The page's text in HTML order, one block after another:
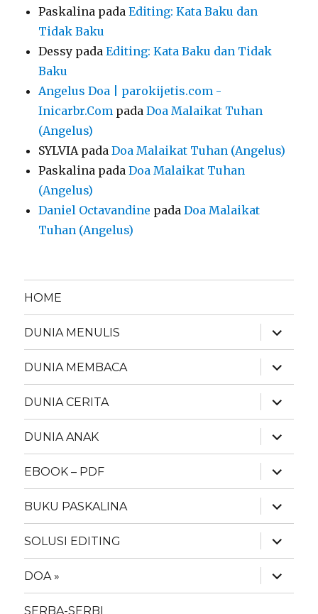
Paskalina padaEditing: Kata Baku dan
Tidak Baku
Dessy padaEditing: Kata Baku dan Tidak
Baku
Angelus Doa | parokijetis.com -
Inicarbr.Com padaDoa Malaikat Tuhan
(Angelus)
SYLVIApadaDoa Malaikat Tuhan (Angelus)
Paskalina padaDoa Malaikat Tuhan
(Angelus)
Daniel Octavandine padaDoa Malaikat
Tuhan (Angelus)
HOME
DUNIA MENULIS
expand
child
menu
DUNIA MEMBACA
expand
child
menu
DUNIA CERITA
expand
child
menu
DUNIA ANAK
expand
child
menu
EBOOK – PDF
expand
child
menu
BUKU PASKALINA
expand
child
menu
SOLUSI EDITING
expand
child
menu
DOA »
expand
child
menu
SERBA-SERBI